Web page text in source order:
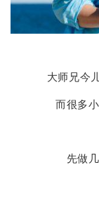
大师兄今
而很多
先做